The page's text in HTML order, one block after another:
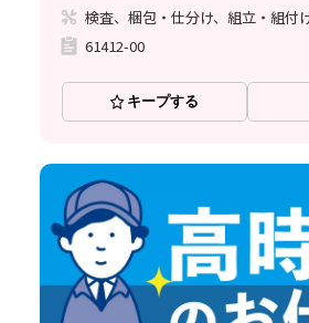
検査、梱包・仕分け、組立・組付
61412-00
キープする